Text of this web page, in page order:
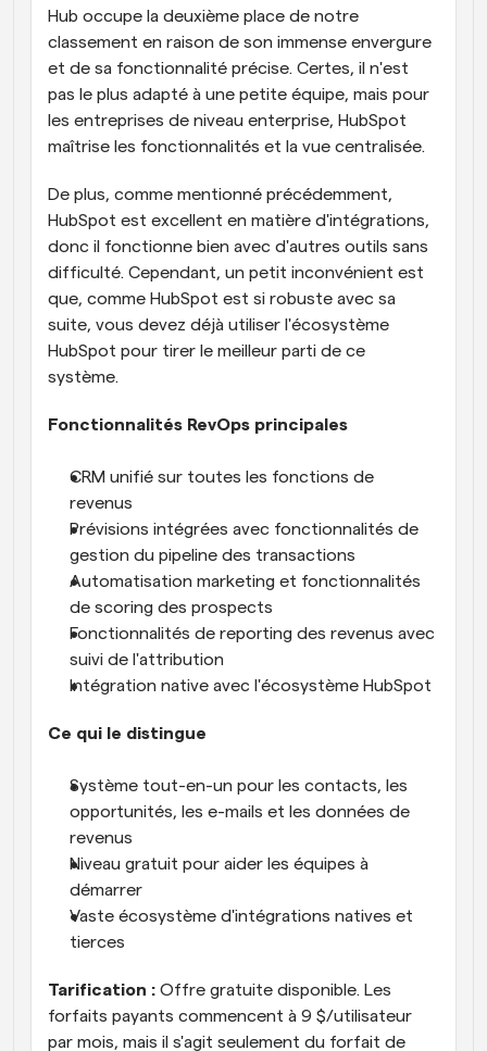
Hub occupe la deuxième place de notre
classement en raison de son immense envergure
et de sa fonctionnalité précise. Certes, il n'est
pas le plus adapté à une petite équipe, mais pour
les entreprises de niveau enterprise, HubSpot
maîtrise les fonctionnalités et la vue centralisée.
De plus, comme mentionné précédemment,
HubSpot est excellent en matière d'intégrations,
donc il fonctionne bien avec d'autres outils sans
difficulté. Cependant, un petit inconvénient est
que, comme HubSpot est si robuste avec sa
suite, vous devez déjà utiliser l'écosystème
HubSpot pour tirer le meilleur parti de ce
système.
Fonctionnalités RevOps principales
CRM unifié sur toutes les fonctions de
revenus
Prévisions intégrées avec fonctionnalités de
gestion du pipeline des transactions
Automatisation marketing et fonctionnalités
de scoring des prospects
Fonctionnalités de reporting des revenus avec
suivi de l'attribution
Intégration native avec l'écosystème HubSpot
Ce qui le distingue
Système tout-en-un pour les contacts, les
opportunités, les e-mails et les données de
revenus
Niveau gratuit pour aider les équipes à
démarrer
Vaste écosystème d'intégrations natives et
tierces
Tarification : Offre gratuite disponible. Les
forfaits payants commencent à 9 $/utilisateur
par mois, mais il s'agit seulement du forfait de